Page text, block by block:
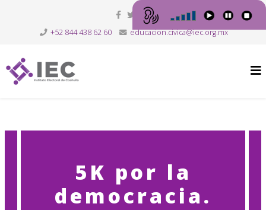
+52 844 438 62 60 educacion.civica@iec.org.mx
5K por la
democracia.